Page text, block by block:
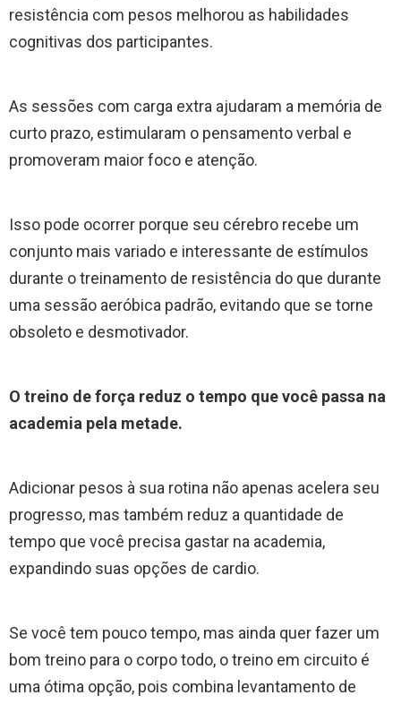
resistência com pesos melhorou as habilidades
cognitivas dos participantes.
As sessões com carga extra ajudaram a memória de
curto prazo, estimularam o pensamento verbal e
promoveram maior foco e atenção.
Isso pode ocorrer porque seu cérebro recebe um
conjunto mais variado e interessante de estímulos
durante o treinamento de resistência do que durante
uma sessão aeróbica padrão, evitando que se torne
obsoleto e desmotivador.
O treino de força reduz o tempo que você passa na
academia pela metade.
Adicionar pesos à sua rotina não apenas acelera seu
progresso, mas também reduz a quantidade de
tempo que você precisa gastar na academia,
expandindo suas opções de cardio.
Se você tem pouco tempo, mas ainda quer fazer um
bom treino para o corpo todo, o treino em circuito é
uma ótima opção, pois combina levantamento de